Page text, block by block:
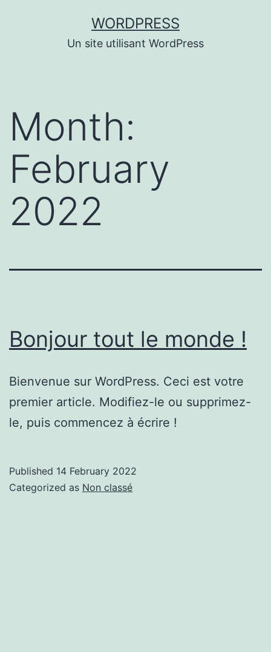
WORDPRESS
Un site utilisant WordPress
Month:
February
2022
Bonjour tout le monde !
Bienvenue sur WordPress. Ceci est votre
premier article. Modifiez-le ou supprimez-
le, puis commencez à écrire !
Published 14 February 2022
Categorized as Non classé